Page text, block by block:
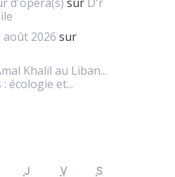
août 2026 sur
Khalil au Liban...
écologie et...
J V S